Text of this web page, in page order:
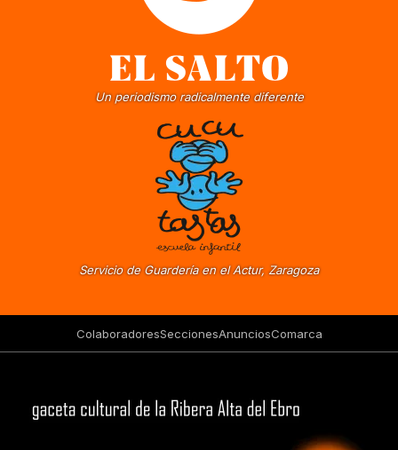
Un periodismo radicalmente diferente
Servicio de Guardería en el Actur, Zaragoza
ColaboradoresSeccionesAnunciosComarca